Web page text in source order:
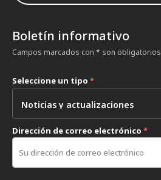
Boletín informativo
Campos marcados con * son obligatorios
Seleccione un tipo *
Dirección de correo electrónico *